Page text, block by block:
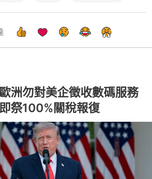
洲勿對美企徵收數碼服務
祭100%關稅報復